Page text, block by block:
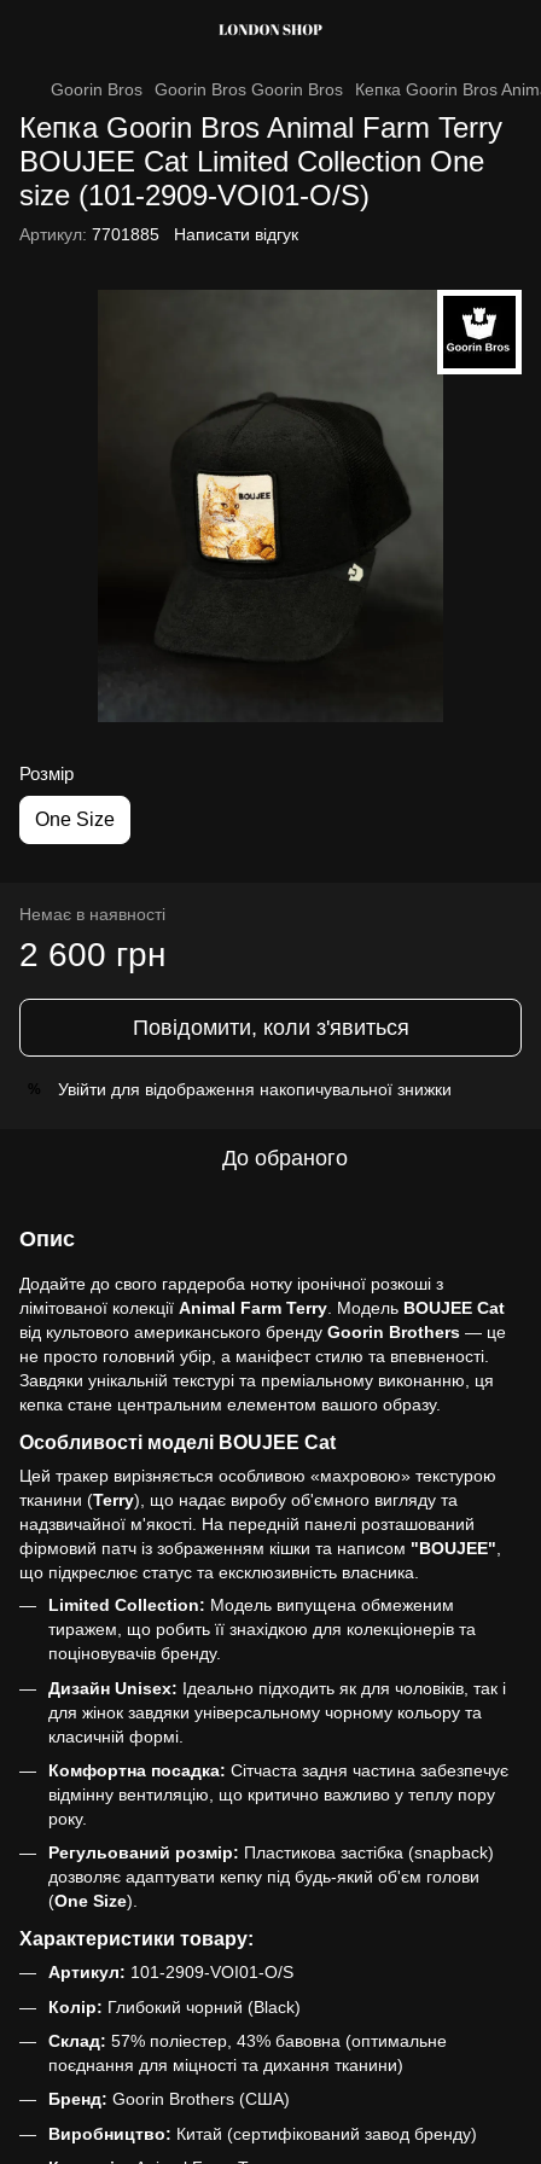
Goorin Bros Goorin Bros Goorin Bros Кепка Goorin Bros
Кепка Goorin Bros Animal Farm Terry
BOUJEE Cat Limited Collection One
size (101-2909-VOI01-O/S)
Артикул: 7701885 Написати відгук
Розмір
One Size
Немає в наявності
2 600 грн
Повідомити, коли з'явиться
% Увійти для відображення накопичувальної знижки
До обраного
Опис
Додайте до свого гардероба нотку іронічної розкоші з
лімітованої колекції Animal Farm Terry. Модель BOUJEE Cat
від культового американського бренду Goorin Brothers — це
не просто головний убір, а маніфест стилю та впевненості.
Завдяки унікальній текстурі та преміальному виконанню, ця
кепка стане центральним елементом вашого образу.
Особливості моделі BOUJEE Cat
Цей тракер вирізняється особливою «махровою» текстурою
тканини (Terry), що надає виробу об'ємного вигляду та
надзвичайної м'якості. На передній панелі розташований
фірмовий патч із зображенням кішки та написом "BOUJEE"
що підкреслює статус та ексклюзивність власника.
Limited Collection: Модель випущена обмеженим
тиражем, що робить її знахідкою для колекціонерів та
поціновувачів бренду.
Дизайн Unisex: Ідеально підходить як для чоловіків, так і
для жінок завдяки універсальному чорному кольору та
класичній формі.
Комфортна посадка: Сітчаста задня частина забезпечує
відмінну вентиляцію, що критично важливо у теплу пору
року.
Регульований розмір: Пластикова застібка (snapback)
дозволяє адаптувати кепку під будь-який об'єм голови
(One Size).
Характеристики товару:
Артикул: 101-2909-VOI01-O/S
Колір: Глибокий чорний (Black)
Склад: 57% поліестер, 43% бавовна (оптимальне
поєднання для міцності та дихання тканини)
Бренд: Goorin Brothers (США)
Виробництво: Китай (сертифікований завод бренду)